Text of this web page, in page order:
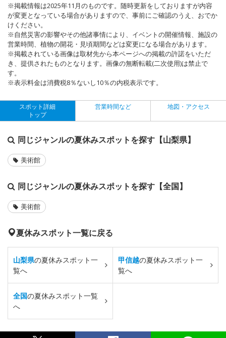
※掲載情報は2025年11月のものです。随時更新をしておりますが内容
が変更となっている場合がありますので、事前にご確認のうえ、おでか
けください。
※自然災害の影響やその他諸事情により、イベントの開催情報、施設の
営業時間、植物の開花・見頃期間などは変更になる場合があります。
※掲載されている画像は取材先から本ページへの掲載の許諾をいただ
き、提供されたものとなります。画像の無断転載(二次使用)は禁止で
す。
※表示料金は消費税8％ないし10％の内税表示です。
スポット詳細
トップ
営業時間など 地図・アクセス
同じジャンルの夏休みスポットを探す【山梨県】
美術館
同じジャンルの夏休みスポットを探す【全国】
美術館
夏休みスポット一覧に戻る
山梨県の夏休みスポット一
覧へ
甲信越の夏休みスポット一
覧へ
全国の夏休みスポット一覧
へ